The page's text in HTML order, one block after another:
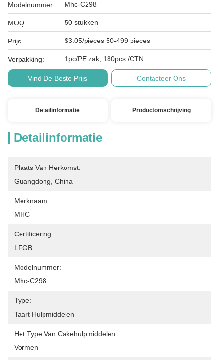
Modelnummer: Mhc-C298
MOQ: 50 stukken
Prijs: $3.05/pieces 50-499 pieces
Verpakking: 1pc/PE zak; 180pcs /CTN
Vind De Beste Prijs Contacteer Ons
Detailinformatie Productomschrijving
Detailinformatie
Plaats Van Herkomst:
Guangdong, China
Merknaam:
MHC
Certificering:
LFGB
Modelnummer:
Mhc-C298
Type:
Taart Hulpmiddelen
Het Type Van Cakehulpmiddelen:
Vormen